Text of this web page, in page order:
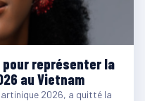
pour représenter la
au Vietnam
2026, a quitté la